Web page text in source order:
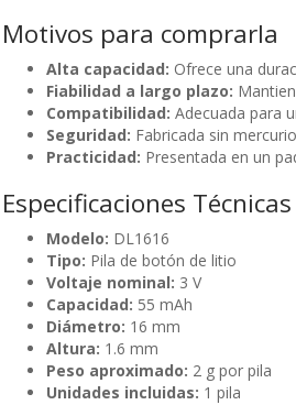
Motivos para comprarla
Alta capacidad: Ofrece una
Fiabilidad a largo plazo:
Compatibilidad: Adecuada para
Seguridad: Fabricada sin
Practicidad: Presentada en un
Especificaciones Técnicas
Modelo: DL1616
Tipo: Pila de botón de litio
Voltaje nominal: 3 V
Capacidad: 55 mAh
Diámetro: 16 mm
Altura: 1.6 mm
Peso aproximado: 2 g por pila
Unidades incluidas: 1 pila